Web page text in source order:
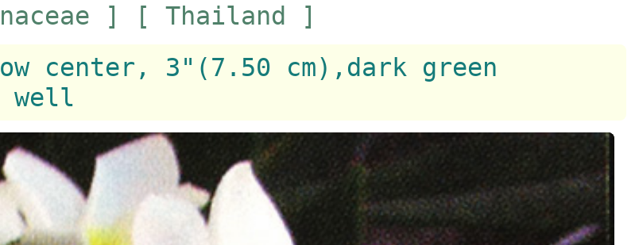
] [ Thailand ]
center, 3"(7.50 cm),dark green
well